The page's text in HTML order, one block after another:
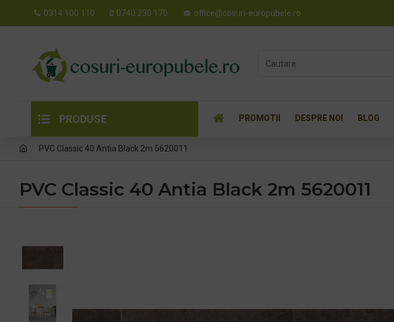
0314 100 110 0740 230 170 office@cosuri-europubele.ro
PRODUSE PROMOTII DESPRE NOI BLOG
PVC Classic 40 Antia Black 2m 5620011
PVC Classic 40 Antia Black 2m 5620011